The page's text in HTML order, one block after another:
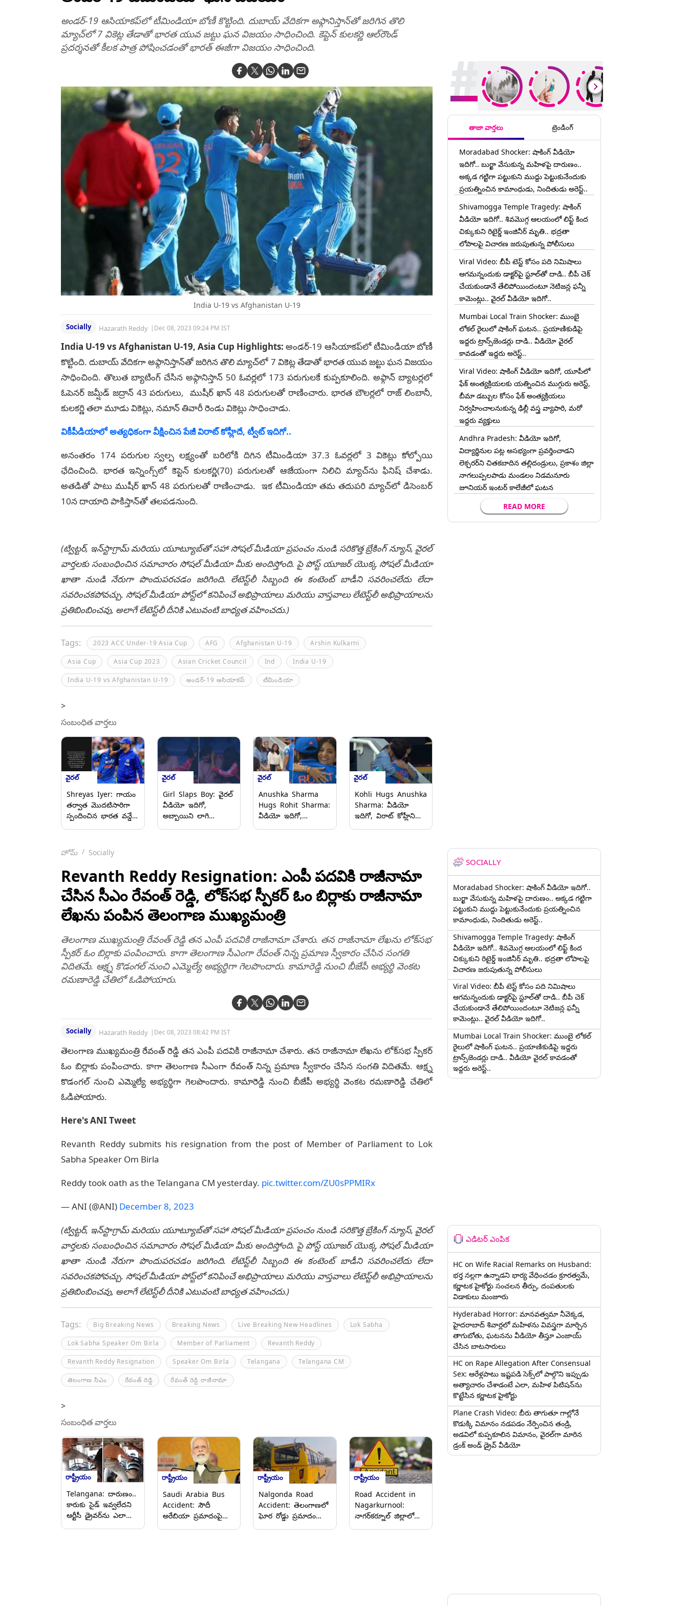
అండర్‌-19 ఆసియాకప్‌లో టీమిండియా బోణీ కొట్టింది. దుబాయ్‌ వేదికగా అఫ్గానిస్తాన్‌తో జరిగిన తొలి
మ్యాచ్‌లో 7 వికెట్ల తేడాతో భారత యువ జట్టు ఘన విజయం సాధించింది. కెప్టెన్‌ కులకర్ణి ఆల్‌రౌండ్‌
ప్రదర్శనతో కీలక పాత్ర పోషించడంతో భారత్ ఈజీగా విజయం సాధించింది.
India U-19 vs Afghanistan U-19
Socially Hazarath Reddy | Dec 08, 2023 09:24 PM IST
India U-19 vs Afghanistan U-19, Asia Cup Highlights:అండర్‌-19 ఆసియాకప్‌లో టీమిండియా బోణీ
కొట్టింది. దుబాయ్‌ వేదికగా అఫ్గానిస్తాన్‌తో జరిగిన తొలి మ్యాచ్‌లో 7 వికెట్ల తేడాతో భారత యువ జట్టు ఘన విజయం
సాధించింది. తొలుత బ్యాటింగ్‌ చేసిన అఫ్గానిస్తాన్‌ 50 ఓవర్లలో 173 పరుగులకే కుప్పకూలింది. అఫ్గాన్‌ బ్యాటర్లలో
ఓపెనర్‌ జమ్షీడ్‌ జద్రాన్‌ 43 పరుగులు, ముషీర్‌ ఖాన్‌ 48 పరుగులతో రాణించారు. భారత బౌలర్లలో రాజ్‌ లింబానీ,
కులకర్ణి తలా మూడు వికెట్లు, నమాన్‌ తివారీ రెండు వికెట్లు సాధించాడు.
వికీపీడియాలో అత్యధికంగా వీక్షించిన పేజీ విరాట్ కోహ్లీదే, ట్వీట్ ఇదిగో..
అనంతరం 174 పరుగుల స్వల్ప లక్ష్యంతో బరిలోకి దిగిన టీమిండియా 37.3 ఓవర్లలో 3 వికెట్లు కోల్పోయి
ఛేదించింది. భారత ఇన్నింగ్స్‌లో కెప్టెన్‌ కులకర్ణి(70) పరుగులతో ఆజేయంగా నిలిచి మ్యాచ్‌ను ఫినిష్‌ చేశాడు.
అతడితో పాటు ముషీర్‌ ఖాన్‌ 48 పరుగులతో రాణించాడు. ఇక టీమిండియా తమ తదుపరి మ్యాచ్‌లో డిసెంబర్‌
10న దాయాది పాకిస్తాన్‌తో తలపడనుంది.
(ట్విట్టర్, ఇన్‌స్టాగ్రామ్ మరియు యూట్యూబ్‌తో సహా సోషల్ మీడియా ప్రపంచం నుండి సరికొత్త బ్రేకింగ్ న్యూస్, వైరల్
వార్తలకు సంబంధించిన సమాచారం సోషల్ మీడియా మీకు అందిస్తోంది. పై పోస్ట్ యూజర్ యొక్క సోషల్ మీడియా
ఖాతా నుండి నేరుగా పొందుపరచడం జరిగింది. లేటెస్ట్‌లీ సిబ్బంది ఈ కంటెంట్ బాడీని సవరించలేదు లేదా
సవరించకపోవచ్చు. సోషల్ మీడియా పోస్ట్‌లో కనిపించే అభిప్రాయాలు మరియు వాస్తవాలు లేటెస్ట్‌లీ అభిప్రాయాలను
ప్రతిబింబించవు, అలాగే లేటెస్ట్‌లీ దీనికి ఎటువంటి బాధ్యత వహించదు.)
Tags: 2023 ACC Under-19 Asia Cup AFG Afghanistan U-19 Arshin Kulkarni
Asia Cup Asia Cup 2023 Asian Cricket Council Ind India U-19
India U-19 vs Afghanistan U-19 అండర్‌-19 ఆసియాకప్‌ టీమిండియా
>
సంబంధిత వార్తలు
వైరల్
Shreyas Iyer: గాయం
తర్వాత మొదటిసారిగా
స్పందించిన భారత వన్డే
ఉన్నానని వెల్లడి,
అభిమానుల మద్దతుకు
ధన్యవాదాలు తెలుపుతూ
నోట్
వైరల్
Girl Slaps Boy: వైరల్
వీడియో ఇదిగో,
అబ్బాయిని లాగి
అబ్బాయి.. ఆ తర్వాత
ఏమైందంటే..
వైరల్
Anushka Sharma
Hugs Rohit Sharma:
వీడియో ఇదిగో,
ఉంటారనే దానికి ఇది
నిదర్శనం అంటున్న
నెటిజన్లు
వైరల్
Kohli Hugs Anushka
Sharma: వీడియో
ఇదిగో, విరాట్ కోహ్లీని
హోమ్ Socially
Revanth Reddy Resignation: ఎంపీ పదవికి రాజీనామా
చేసిన సీఎం రేవంత్ రెడ్డి, లోక్‌సభ స్పీకర్ ఓం బిర్లాకు రాజీనామా
లేఖను పంపిన తెలంగాణ ముఖ్యమంత్రి
తెలంగాణ ముఖ్యమంత్రి రేవంత్ రెడ్డి తన ఎంపీ పదవికి రాజీనామా చేశారు. తన రాజీనామా లేఖను లోక్‌సభ
స్పీకర్ ఓం బిర్లాకు పంపించారు. కాగా తెలంగాణ సీఎంగా రేవంత్ నిన్న ప్రమాణ స్వీకారం చేసిన సంగతి
విదితమే. ఆక్ష్న కొడంగల్ నుంచి ఎమ్మెల్యే అభ్యర్థిగా గెలపొందారు. కామారెడ్డి నుంచి బీజేపీ అభ్యర్థి వెంకట
రమణారెడ్డి చేతిలో ఓడిపోయారు.
Socially Hazarath Reddy | Dec 08, 2023 08:42 PM IST
తెలంగాణ ముఖ్యమంత్రి రేవంత్ రెడ్డి తన ఎంపీ పదవికి రాజీనామా చేశారు. తన రాజీనామా లేఖను లోక్‌సభ స్పీకర్
ఓం బిర్లాకు పంపించారు. కాగా తెలంగాణ సీఎంగా రేవంత్ నిన్న ప్రమాణ స్వీకారం చేసిన సంగతి విదితమే. ఆక్ష్న
కొడంగల్ నుంచి ఎమ్మెల్యే అభ్యర్థిగా గెలపొందారు. కామారెడ్డి నుంచి బీజేపీ అభ్యర్థి వెంకట రమణారెడ్డి చేతిలో
ఓడిపోయారు.
Here's ANI Tweet
Revanth Reddy submits his resignation from the post of Member of Parliament to Lok
Sabha Speaker Om Birla
Reddy took oath as the Telangana CM yesterday. pic.twitter.com/ZU0sPPMIRx
— ANI (@ANI) December 8, 2023
(ట్విట్టర్, ఇన్‌స్టాగ్రామ్ మరియు యూట్యూబ్‌తో సహా సోషల్ మీడియా ప్రపంచం నుండి సరికొత్త బ్రేకింగ్ న్యూస్, వైరల్
వార్తలకు సంబంధించిన సమాచారం సోషల్ మీడియా మీకు అందిస్తోంది. పై పోస్ట్ యూజర్ యొక్క సోషల్ మీడియా
ఖాతా నుండి నేరుగా పొందుపరచడం జరిగింది. లేటెస్ట్‌లీ సిబ్బంది ఈ కంటెంట్ బాడీని సవరించలేదు లేదా
సవరించకపోవచ్చు. సోషల్ మీడియా పోస్ట్‌లో కనిపించే అభిప్రాయాలు మరియు వాస్తవాలు లేటెస్ట్‌లీ అభిప్రాయాలను
ప్రతిబింబించవు, అలాగే లేటెస్ట్‌లీ దీనికి ఎటువంటి బాధ్యత వహించదు.)
Tags: Big Breaking News Breaking News Live Breaking New Headlines Lok Sabha
Lok Sabha Speaker Om Birla Member of Parliament Revanth Reddy
Revanth Reddy Resignation Speaker Om Birla Telangana Telangana CM
తెలంగాణ సీఎం రేవంత్ రెడ్డి రేవంత్ రెడ్డి రాజీనామా
>
సంబంధిత వార్తలు
రాష్ట్రీయం
Telangana: దారుణం..
కారుకు సైడ్ ఇవ్వలేదని
ఆర్టీసీ డ్రైవర్‌ను ఎలా
రాష్ట్రీయం
Saudi Arabia Bus
Accident: సౌదీ
అరేబియా ప్రమాదంపై
రాష్ట్రీయం
Nalgonda Road
Accident: తెలంగాణలో
ఘోర రోడ్డు ప్రమాదం
రాష్ట్రీయం
Road Accident in
Nagarkurnool:
నాగర్‌కర్నూల్ జిల్లాలో
తాజా వార్తలు ట్రెండింగ్
Moradabad Shocker: షాకింగ్ వీడియో
ఇదిగో.. బుర్ఖా వేసుకున్న మహిళపై దారుణం..
అక్కడ గట్టిగా పట్టుకుని ముద్దు పెట్టుకునేందుకు
ప్రయత్నించిన కామాంధుడు, నిందితుడు అరెస్ట్..
Shivamogga Temple Tragedy: షాకింగ్
వీడియో ఇదిగో.. శివమొగ్గ ఆలయంలో లిఫ్ట్ కింద
చిక్కుకుని రిటైర్డ్ ఇంజినీర్ మృతి.. భద్రతా
లోపాలపై విచారణ జరుపుతున్న పోలీసులు
Viral Video: బీపీ టెస్ట్‌ కోసం పది నిమిషాలు
ఆగమన్నందుకు డాక్టర్‌పై స్టూల్‌తో దాడి.. బీపీ చెక్
చేయకుండానే తేలిపోయిందంటూ నెటిజన్ల ఫన్నీ
కామెంట్లు.. వైరల్ వీడియో ఇదిగో..
Mumbai Local Train Shocker: ముంబై
లోకల్ రైలులో షాకింగ్ ఘటన.. ప్రయాణికుడిపై
ఇద్దరు ట్రాన్స్‌జెండర్లు దాడి.. వీడియో వైరల్
కావడంతో ఇద్దరు అరెస్ట్..
Viral Video: షాకింగ్ వీడియో ఇదిగో, యూపీలో
ఫేక్ అంత్యక్రియలకు యత్నించిన ముగ్గురు అరెస్ట్,
బీమా డబ్బుల కోసం ఫేక్ అంత్యక్రియలు
నిర్వహించాలనుకున్న ఢిల్లీ వస్త్ర వ్యాపారి, మరో
ఇద్దరు వ్యక్తులు
Andhra Pradesh: వీడియో ఇదిగో,
విద్యార్థినుల పట్ల అసభ్యంగా ప్రవర్తించాడని
లెక్చ‌ర‌ర్‌ని చిత‌క‌బాదిన త‌ల్లిదండ్రులు, ప్రకాశం జిల్లా
నాగలుప్పలపాడు మండలం నిడమనూరు
జూనియర్ ఇంటర్ కాలేజీలో ఘటన
READ MORE
SOCIALLY
Moradabad Shocker: షాకింగ్ వీడియో ఇదిగో..
బుర్ఖా వేసుకున్న మహిళపై దారుణం.. అక్కడ గట్టిగా
పట్టుకుని ముద్దు పెట్టుకునేందుకు ప్రయత్నించిన
కామాంధుడు, నిందితుడు అరెస్ట్..
Shivamogga Temple Tragedy: షాకింగ్
వీడియో ఇదిగో.. శివమొగ్గ ఆలయంలో లిఫ్ట్ కింద
చిక్కుకుని రిటైర్డ్ ఇంజినీర్ మృతి.. భద్రతా లోపాలపై
విచారణ జరుపుతున్న పోలీసులు
Viral Video: బీపీ టెస్ట్‌ కోసం పది నిమిషాలు
ఆగమన్నందుకు డాక్టర్‌పై స్టూల్‌తో దాడి.. బీపీ చెక్
చేయకుండానే తేలిపోయిందంటూ నెటిజన్ల ఫన్నీ
కామెంట్లు.. వైరల్ వీడియో ఇదిగో..
Mumbai Local Train Shocker: ముంబై లోకల్
రైలులో షాకింగ్ ఘటన.. ప్రయాణికుడిపై ఇద్దరు
ట్రాన్స్‌జెండర్లు దాడి.. వీడియో వైరల్ కావడంతో
ఇద్దరు అరెస్ట్..
ఎడిటర్ ఎంపిక
HC on Wife Racial Remarks on Husband:
భర్త న‌ల్ల‌గా ఉన్నాడ‌ని భార్య వేధించ‌డం క్రూర‌త్వ‌మే,
కర్ణాటక హైకోర్టు సంచలన తీర్పు, దంపతులకు
విడాకులు మంజూరు
Hyderabad Horror: మానవత్వమా నీవెక్కడ,
హైదరాబాద్ శివార్లలో మహిళను వివస్త్రగా మార్చిన
తాగుబోతు, ఘటనను వీడియో తీస్తూ ఎంజాయ్
చేసిన బాటసారులు
HC on Rape Allegation After Consensual
Sex: ఆరేళ్లపాటు ఇష్టపడి సెక్స్‌లో పాల్గొని ఇప్పుడు
అత్యాచారం చేశాడంటే ఎలా, మహిళ పిటిషన్‌ను
కొట్టేసిన కర్ణాటక హైకోర్టు
Plane Crash Video: బీరు తాగుతూ గాల్లోనే
కొడుక్కి విమానం నడపడం నేర్పించిన తండ్రి,
అడవిలో కుప్పకూలిన విమానం, వైరల్‌గా మారిన
డ్రంక్‌ అండ్ డ్రైవ్ వీడియో